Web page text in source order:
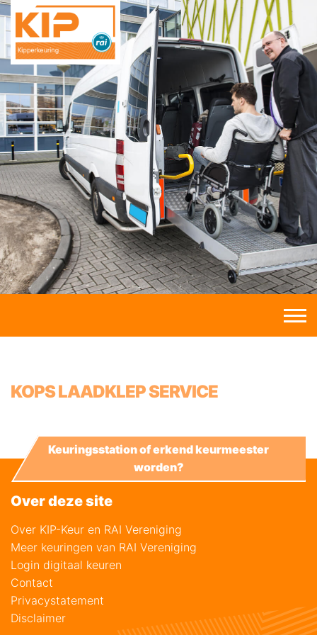
KOPS LAADKLEP SERVICE
Over deze site
Over KIP-Keur en RAI Vereniging
Meer keuringen van RAI Vereniging
Login digitaal keuren
Contact
Privacystatement
Disclaimer
Keuringsstation of erkend keurmeester
worden?